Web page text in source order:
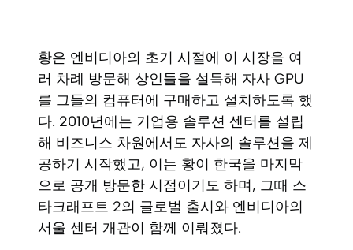
황은 엔비디아의 초기 시절에 이 시장을 여
러 차례 방문해 상인들을 설득해 자사 GPU
를 그들의 컴퓨터에 구매하고 설치하도록 했
다. 2010년에는 기업용 솔루션 센터를 설립
해 비즈니스 차원에서도 자사의 솔루션을 제
공하기 시작했고, 이는 황이 한국을 마지막
으로 공개 방문한 시점이기도 하며, 그때 스
타크래프트 2의 글로벌 출시와 엔비디아의
서울 센터 개관이 함께 이뤄졌다.